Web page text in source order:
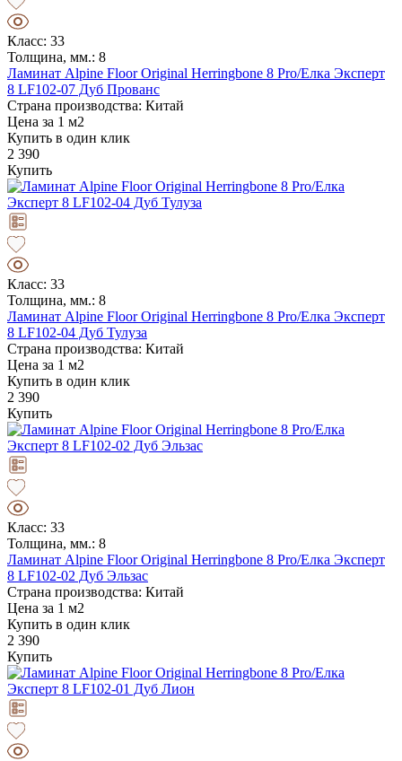
Класс: 33
Толщина, мм.: 8
Ламинат Alpine Floor Original Herringbone 8 Pro/Елка Эксперт
8 LF102-07 Дуб Прованс
Страна производства: Китай
Цена за 1 м2
Купить в один клик
2 390
Купить
Класс: 33
Толщина, мм.: 8
Ламинат Alpine Floor Original Herringbone 8 Pro/Елка Эксперт
8 LF102-04 Дуб Тулуза
Страна производства: Китай
Цена за 1 м2
Купить в один клик
2 390
Купить
Класс: 33
Толщина, мм.: 8
Ламинат Alpine Floor Original Herringbone 8 Pro/Елка Эксперт
8 LF102-02 Дуб Эльзас
Страна производства: Китай
Цена за 1 м2
Купить в один клик
2 390
Купить